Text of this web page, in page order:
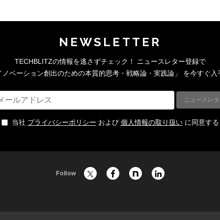
NEWSLETTER
TECHBLITZの情報を逃さずチェック！
ニュースレター登録で
ノベーション創出のための本質的思考・戦略論・実践論」
を今すぐ入
当社 プライバシーポリシー および 個人情報の取り扱いに同意する
Follow